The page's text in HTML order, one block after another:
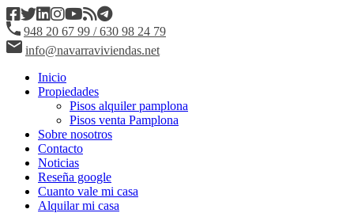
948 20 67 99 / 630 98 24 79
info@navarraviviendas.net
Inicio
Propiedades
Pisos alquiler pamplona
Pisos venta Pamplona
Sobre nosotros
Contacto
Noticias
Reseña google
Cuanto vale mi casa
Alquilar mi casa